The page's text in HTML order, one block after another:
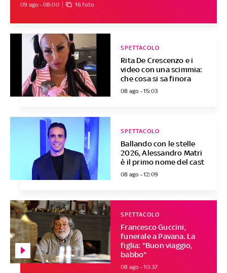
09 ago - 08:00 16 foto
Rita De Crescenzo e i
video con una scimmia:
che cosa si sa finora
SPETTACOLO
08 ago - 15:03
Ballando con le stelle
2026, Alessandro Matri
è il primo nome del cast
SPETTACOLO
08 ago - 12:09
Francesco Guccini,
funerale a Pavana. La
figlia: "Buon viaggio,
babbo"
SPETTACOLO
08 ago - 10:37